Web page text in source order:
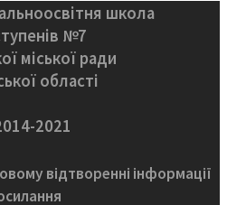
школа
№7
міської ради
області
2021
відтворенні інформації